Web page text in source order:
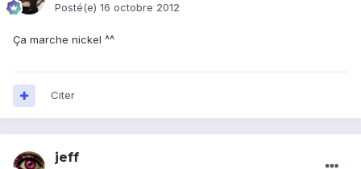
Posté(e) 16 octobre 2012
Ça marche nickel ^^
Citer
jeff